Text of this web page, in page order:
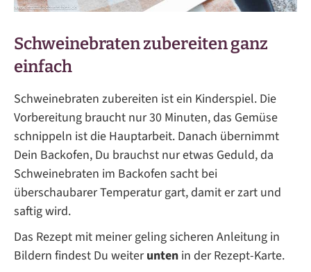
Schweinebraten zubereiten ganz
einfach
Schweinebraten zubereiten ist ein Kinderspiel. Die
Vorbereitung braucht nur 30 Minuten, das Gemüse
schnippeln ist die Hauptarbeit. Danach übernimmt
Dein Backofen, Du brauchst nur etwas Geduld, da
Schweinebraten im Backofen sacht bei
überschaubarer Temperatur gart, damit er zart und
saftig wird.
Das Rezept mit meiner geling sicheren Anleitung in
Bildern findest Du weiterunten in der Rezept-Karte.